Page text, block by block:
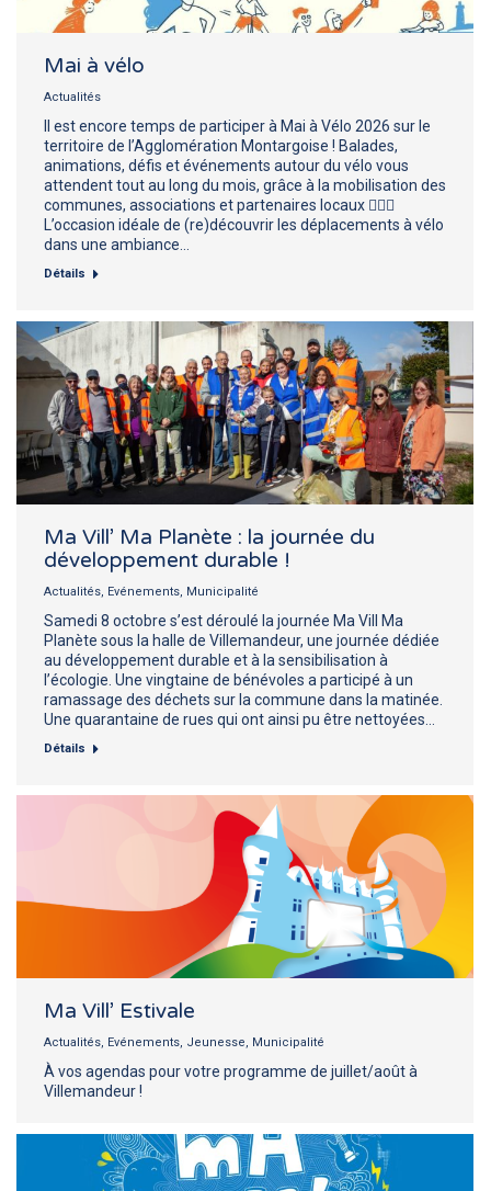
Mai à vélo
Actualités
Il est encore temps de participer à Mai à Vélo 2026 sur le
territoire de l’Agglomération Montargoise ! Balades,
animations, défis et événements autour du vélo vous
attendent tout au long du mois, grâce à la mobilisation des
communes, associations et partenaires locaux 🚴‍♀️✨
L’occasion idéale de (re)découvrir les déplacements à vélo
dans une ambiance…
Détails
Ma Vill’ Ma Planète : la journée du
développement durable !
Actualités, Evénements, Municipalité
Samedi 8 octobre s’est déroulé la journée Ma Vill Ma
Planète sous la halle de Villemandeur, une journée dédiée
au développement durable et à la sensibilisation à
l’écologie. Une vingtaine de bénévoles a participé à un
ramassage des déchets sur la commune dans la matinée.
Une quarantaine de rues qui ont ainsi pu être nettoyées…
Détails
Ma Vill’ Estivale
Actualités, Evénements, Jeunesse, Municipalité
À vos agendas pour votre programme de juillet/août à
Villemandeur !